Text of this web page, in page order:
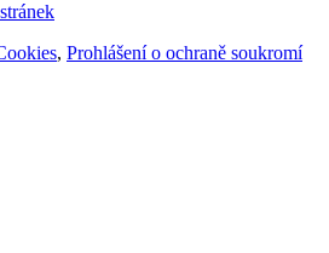
, Prohlášení o ochraně soukromí